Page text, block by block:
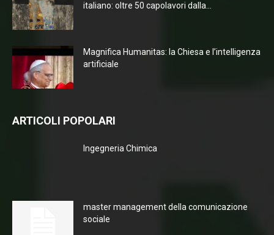
italiano: oltre 50 capolavori dalla...
Magnifica Humanitas: la Chiesa e l’intelligenza
artificiale
ARTICOLI POPOLARI
Ingegneria Chimica
master management della comunicazione
sociale